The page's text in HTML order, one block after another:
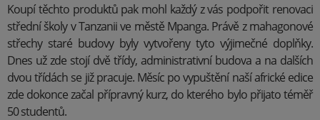
Koupí těchto produktů pak mohl každý z vás podpořit renovaci
střední školy v Tanzanii ve městě Mpanga. Právě z mahagonové
střechy staré budovy byly vytvořeny tyto výjimečné doplňky.
Dnes už zde stojí dvě třídy, administrativní budova a na dalších
dvou třídách se již pracuje. Měsíc po vypuštění naší africké edice
zde dokonce začal přípravný kurz, do kterého bylo přijato téměř
50 studentů.